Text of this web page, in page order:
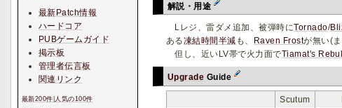
解説・用途
Lレジ、雷ダメ追加、被弾時にTornado/
ある凍結時間半減 も、 Raven Frostが無い(
但し、近いLV帯で火力面でTiamat's
Upgrade Guide
Scutum
最新Patch情報
ハードコア
PUBゲームガイド
掲示板
管理者伝言板
関連リンク
最新200件 人気の100件